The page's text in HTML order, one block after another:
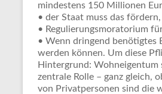
mindestens 150 Millionen
• der Staat muss das
• Regulierungsmoratorium
• Wenn dringend benötigtes
werden können. Um diese
Hintergrund:
zentrale Rolle – ganz gleich,
von Privatpersonen sind die